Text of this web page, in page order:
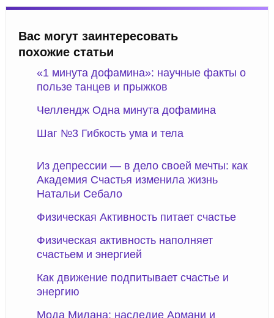
Вас могут заинтересовать
похожие статьи
«1 минута дофамина»: научные факты о
пользе танцев и прыжков
Челлендж Одна минута дофамина
Шаг №3 Гибкость ума и тела
Из депрессии — в дело своей мечты: как
Академия Счастья изменила жизнь
Натальи Себало
Физическая Активность питает счастье
Физическая активность наполняет
счастьем и энергией
Как движение подпитывает счастье и
энергию
Мода Милана: наследие Армани и